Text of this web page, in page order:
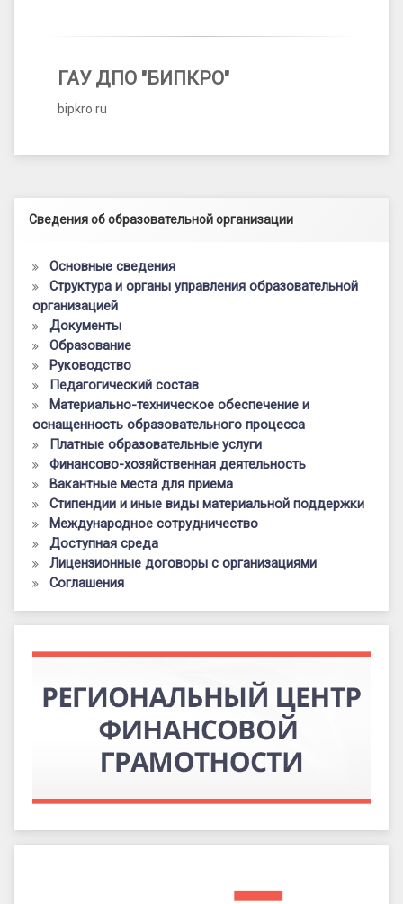
ГАУ ДПО "БИПКРО"
bipkro.ru
Левый сайдбар
Сведения об образовательной организации
Основные сведения
Структура и органы управления образовательной
организацией
Документы
Образование
Руководство
Педагогический состав
Материально-техническое обеспечение и
оснащенность образовательного процесса
Платные образовательные услуги
Финансово-хозяйственная деятельность
Вакантные места для приема
Стипендии и иные виды материальной поддержки
Международное сотрудничество
Доступная среда
Лицензионные договоры с организациями
Соглашения